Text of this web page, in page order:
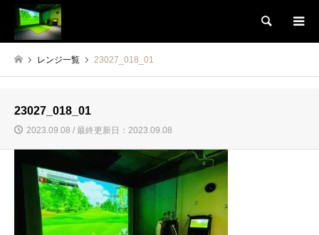
検索
レンジ一覧 23027_018_01
23027_018_01
2023.09.08 / 最終更新日：2023.09.08